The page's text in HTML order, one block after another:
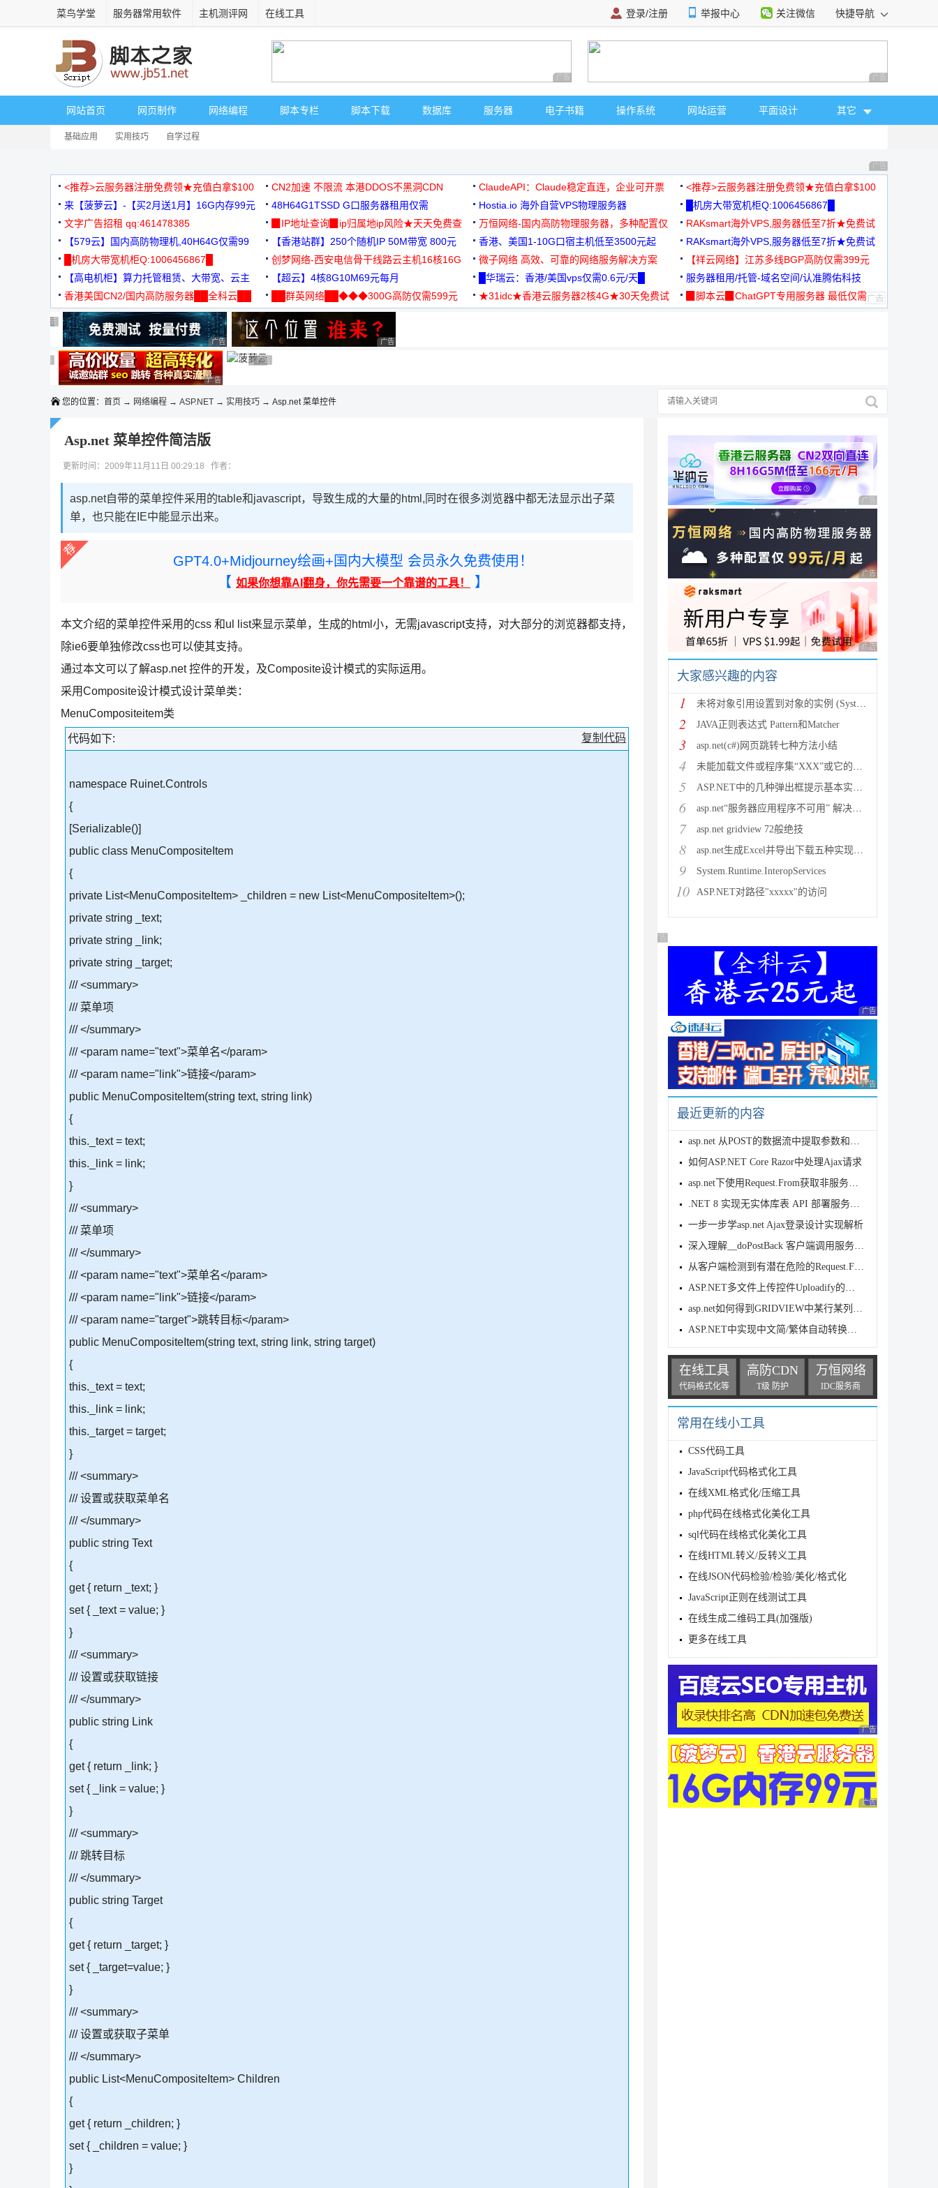
菜鸟学堂 服务器常用软件 主机测评网 在线工具 登录/注册 举报中心 关注微信 快捷导航
广告 商业广告，理性选择 广告 商业广告，理
网站首页 网页制作 网络编程 脚本专栏 脚本下载 数据库 服务器 电子书籍 操作系统 网站运营 平面设计 其它
基础应用 实用技巧 自学过程
广告 商业广告，理
<推荐>云服务器注册免费领★充值白拿$100 CN2加速 不限流 本港DDOS不黑洞CDN ClaudeAPI：Claude稳定直连，企业可开票
<推荐>云服务器注册免费领★充值白拿$100
来【菠萝云】-【买2月送1月】16G内存99元
48H64G1TSSD G口服务器租用仅需
3000+可免费测试
Hostia.io 海外自营VPS物理服务器
█机房大带宽机柜Q:1006456867█
文字广告招租 qq:461478385
▉IP地址查询▉ip归属地ip风险★天天免费查
万恒网络-国内高防物理服务器，多种配置仅
99元/月起
RAKsmart海外VPS,服务器低至7折★免费试
用★
【579云】国内高防物理机,40H64G仅需99
元
【香港站群】250个随机IP 50M带宽 800元 香港、美国1-10G口宿主机低至3500元起
RAKsmart海外VPS,服务器低至7折★免费试
用★
█机房大带宽机柜Q:1006456867█
创梦网络-西安电信骨干线路云主机16核16G
88元/月
微子网络 高效、可靠的网络服务解决方案
【祥云网络】江苏多线BGP高防仅需399元
【高电机柜】算力托管租赁、大带宽、云主
机
【超云】4核8G10M69元每月 █华瑞云：香港/美国vps仅需0.6元/天█
服务器租用/托管-域名空间/认准腾佑科技
香港美国CN2/国内高防服务器██全科云██
██群英网络██◆◆◆300G高防仅需599元
◆◆◆
★31idc★香港云服务器2核4G★30天免费试
▉脚本云▉ChatGPT专用服务器 最低仅需
广告 商业广告，理性选择
广告 商业广告，理性选择
广告 商业广告，理性选择
广告 商业广告，理性选择 广告 商业广告，理性选择
广告 商业广告，理性选择
广告 商业广告，理性选择
广告 商业广告，理性选择
广告 商业广告，理性选择
广告 商业广告，理性选择
您的位置： 首页 → 网络编程 → ASP.NET → 实用技巧 → Asp.net 菜单控件
Asp.net 菜单控件简洁版
更新时间：2009年11月11日 00:29:18 作者：
asp.net自带的菜单控件采用的table和javascript，导致生成的大量的html,同时在很多浏览器中都无法显示出子菜
单，也只能在IE中能显示出来。
GPT4.0+Midjourney绘画+国内大模型 会员永久免费使用！
【 如果你想靠AI翻身，你先需要一个靠谱的工具！ 】
本文介绍的菜单控件采用的css 和ul list来显示菜单，生成的html小，无需javascript支持，对大部分的浏览器都支持，
除ie6要单独修改css也可以使其支持。
通过本文可以了解asp.net 控件的开发，及Composite设计模式的实际运用。
采用Composite设计模式设计菜单类：
MenuCompositeitem类
复制代码
代码如下:
namespace Ruinet.Controls
{
[Serializable()]
public class MenuCompositeItem
{
private List<MenuCompositeItem> _children = new List<MenuCompositeItem>();
private string _text;
private string _link;
private string _target;
/// <summary>
/// 菜单项
/// </summary>
/// <param name="text">菜单名</param>
/// <param name="link">链接</param>
public MenuCompositeItem(string text, string link)
{
this._text = text;
this._link = link;
}
/// <summary>
/// 菜单项
/// </summary>
/// <param name="text">菜单名</param>
/// <param name="link">链接</param>
/// <param name="target">跳转目标</param>
public MenuCompositeItem(string text, string link, string target)
{
this._text = text;
this._link = link;
this._target = target;
}
/// <summary>
/// 设置或获取菜单名
/// </summary>
public string Text
{
get { return _text; }
set { _text = value; }
}
/// <summary>
/// 设置或获取链接
/// </summary>
public string Link
{
get { return _link; }
set { _link = value; }
}
/// <summary>
/// 跳转目标
/// </summary>
public string Target
{
get { return _target; }
set { _target=value; }
}
/// <summary>
/// 设置或获取子菜单
/// </summary>
public List<MenuCompositeItem> Children
{
get { return _children; }
set { _children = value; }
}
广告 商业广告，理性
广告 商业广告，理性
广告 商业广告，理性
大家感兴趣的内容
1 未将对象引用设置到对象的实例 (System.NullRef
2 JAVA正则表达式 Pattern和Matcher
3 asp.net(c#)网页跳转七种方法小结
4 未能加载文件或程序集“XXX”或它的某一个依赖项。试图加载格
5 ASP.NET中的几种弹出框提示基本实现方法
6 asp.net“服务器应用程序不可用” 解决方法
7 asp.net gridview 72般绝技
8 asp.net生成Excel并导出下载五种实现方法
9 System.Runtime.InteropServices
10 ASP.NET对路径"xxxxx"的访问
广告 商业广告，理性选择
广告 商业广告，理性
广告 商业广告，理性
最近更新的内容
asp.net 从POST的数据流中提取参数和文件
如何ASP.NET Core Razor中处理Ajax请求
asp.net下使用Request.From获取非服务器控件的值的方法
.NET 8 实现无实体库表 API 部署服务的详细过程
一步一步学asp.net Ajax登录设计实现解析
深入理解__doPostBack 客户端调用服务端事件
从客户端检测到有潜在危险的Request.Form值的asp.net代码
ASP.NET多文件上传控件Uploadify的使用方法
asp.net如何得到GRIDVIEW中某行某列值的方法
ASP.NET中实现中文简/繁体自动转换的类
在线工具
代码格式化等
高防CDN
T级 防护
万恒网络
IDC服务商
常用在线小工具
CSS代码工具
JavaScript代码格式化工具
在线XML格式化/压缩工具
php代码在线格式化美化工具
sql代码在线格式化美化工具
在线HTML转义/反转义工具
在线JSON代码检验/检验/美化/格式化
JavaScript正则在线测试工具
在线生成二维码工具(加强版)
更多在线工具
广告 商业广告，理性
广告 商业广告，理性